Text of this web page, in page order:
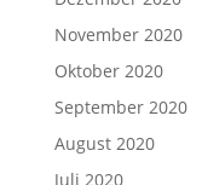
November 2020
Oktober 2020
September 2020
August 2020
Juli 2020